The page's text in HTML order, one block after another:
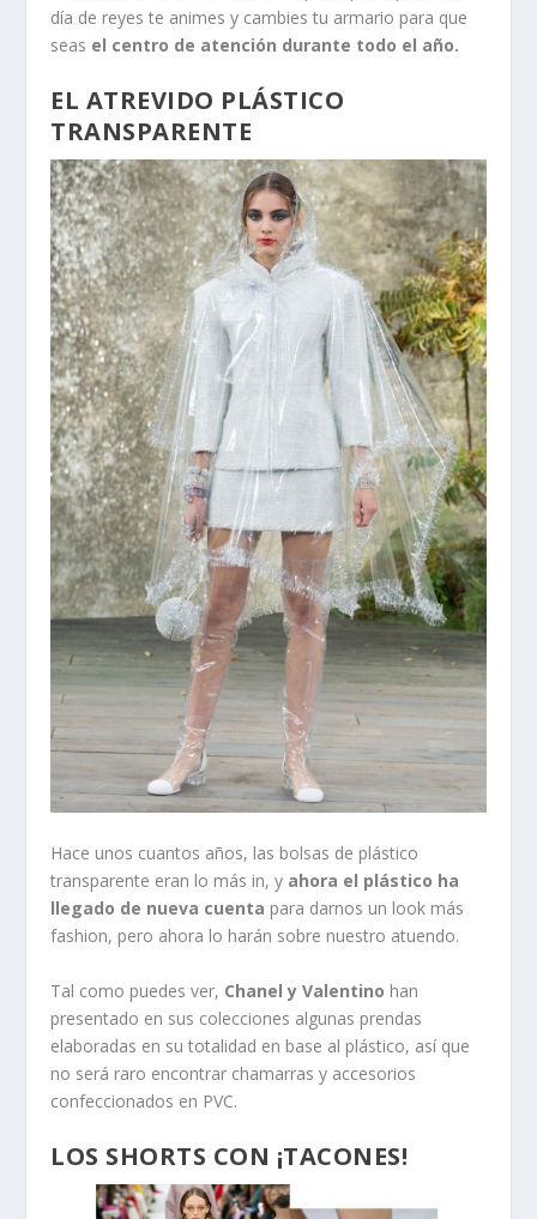
día de reyes te animes y cambies tu armario para que
seas el centro de atención durante todo el año.
EL ATREVIDO PLÁSTICO
TRANSPARENTE
Hace unos cuantos años, las bolsas de plástico
transparente eran lo más in, y ahora el plástico ha
llegado de nueva cuenta para darnos un look más
fashion, pero ahora lo harán sobre nuestro atuendo.
Tal como puedes ver, Chanel y Valentino han
presentado en sus colecciones algunas prendas
elaboradas en su totalidad en base al plástico, así que
no será raro encontrar chamarras y accesorios
confeccionados en PVC.
LOS SHORTS CON ¡TACONES!